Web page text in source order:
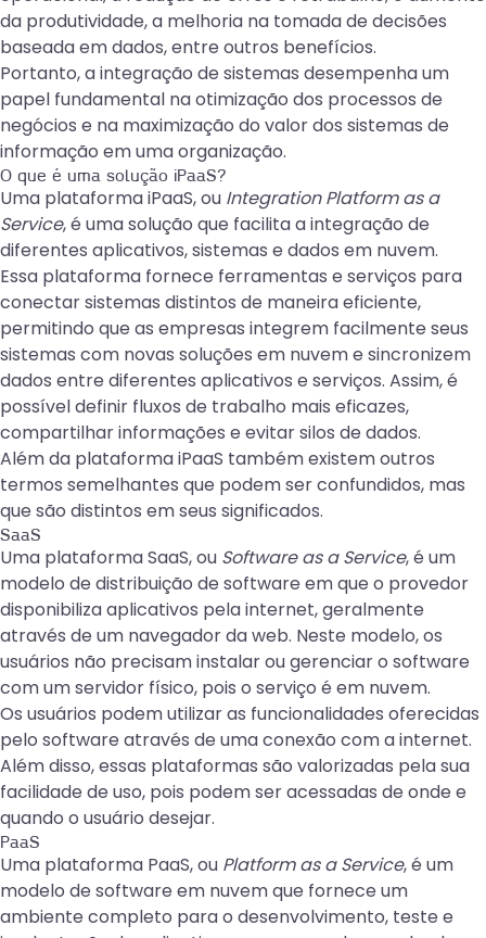
da produtividade, a melhoria na tomada de decisões
baseada em dados, entre outros benefícios.
Portanto, a integração de sistemas desempenha um
papel fundamental na otimização dos processos de
negócios e na maximização do valor dos sistemas de
informação em uma organização.
O que é uma solução iPaaS?
Uma plataforma iPaaS, ou Integration Platform as a
Service, é uma solução que facilita a integração de
diferentes aplicativos, sistemas e dados em nuvem.
Essa plataforma fornece ferramentas e serviços para
conectar sistemas distintos de maneira eficiente,
permitindo que as empresas integrem facilmente seus
sistemas com novas soluções em nuvem e sincronizem
dados entre diferentes aplicativos e serviços. Assim, é
possível definir fluxos de trabalho mais eficazes,
compartilhar informações e evitar silos de dados.
Além da plataforma iPaaS também existem outros
termos semelhantes que podem ser confundidos, mas
que são distintos em seus significados.
SaaS
Uma plataforma SaaS, ou Software as a Service, é um
modelo de distribuição de software em que o provedor
disponibiliza aplicativos pela internet, geralmente
através de um navegador da web. Neste modelo, os
usuários não precisam instalar ou gerenciar o software
com um servidor físico, pois o serviço é em nuvem.
Os usuários podem utilizar as funcionalidades oferecidas
pelo software através de uma conexão com a internet.
Além disso, essas plataformas são valorizadas pela sua
facilidade de uso, pois podem ser acessadas de onde e
quando o usuário desejar.
PaaS
Uma plataforma PaaS, ou Platform as a Service, é um
modelo de software em nuvem que fornece um
ambiente completo para o desenvolvimento, teste e